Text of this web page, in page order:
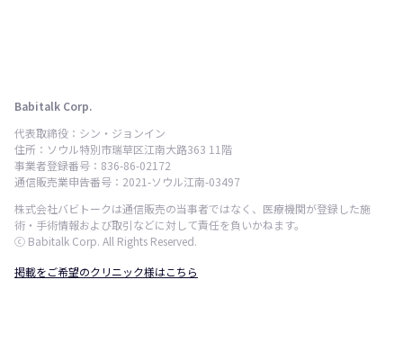
Babitalk Corp.
代表取締役：シン・ジョンイン
住所：ソウル特別市瑞草区江南大路363 11階
事業者登録番号：836-86-02172
通信販売業申告番号：2021-ソウル江南-03497
株式会社バビトークは通信販売の当事者ではなく、医療機関が登録した施
術・手術情報および取引などに対して責任を負いかねます。
ⓒ Babitalk Corp. All Rights Reserved.
掲載をご希望のクリニック様はこちら